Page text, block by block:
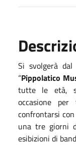
Si svolgerà
“Pippolatico
tutte le età,
occasione
confrontarsi
una tre giorni
esibizioni di